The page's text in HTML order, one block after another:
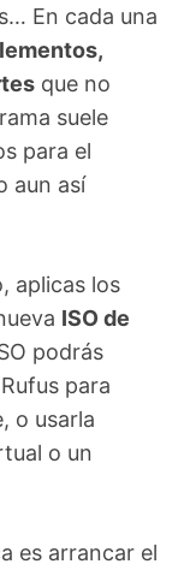
En cada una
que no
suele
para el
aun así
aplicas los
ISO de
podrás
para
o usarla
o un
es arrancar el